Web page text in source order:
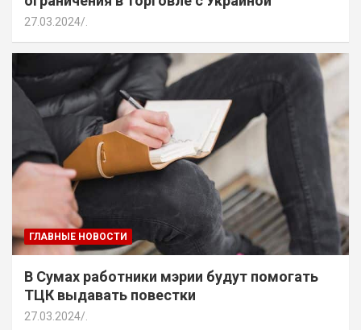
27.03.2024
ГЛАВНЫЕ НОВОСТИ
В Сумах работники мэрии будут помогать
ТЦК выдавать повестки
27.03.2024